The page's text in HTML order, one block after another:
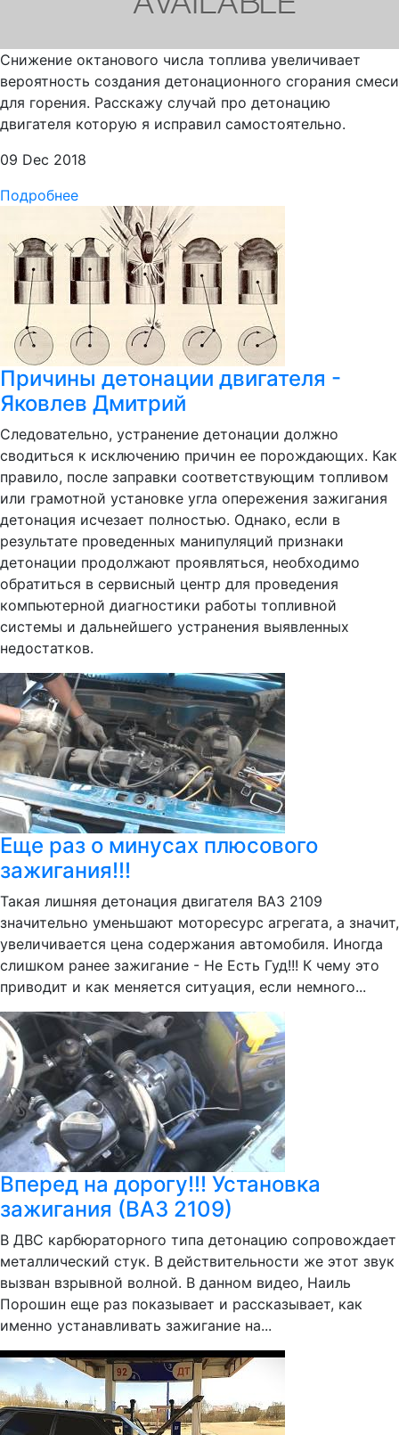
Снижение октанового числа топлива увеличивает
вероятность создания детонационного сгорания смеси
для горения. Расскажу случай про детонацию
двигателя которую я исправил самостоятельно.
09 Dec 2018
Подробнее
Причины детонации двигателя -
Яковлев Дмитрий
Следовательно, устранение детонации должно
сводиться к исключению причин ее порождающих. Как
правило, после заправки соответствующим топливом
или грамотной установке угла опережения зажигания
детонация исчезает полностью. Однако, если в
результате проведенных манипуляций признаки
детонации продолжают проявляться, необходимо
обратиться в сервисный центр для проведения
компьютерной диагностики работы топливной
системы и дальнейшего устранения выявленных
недостатков.
Еще раз о минусах плюсового
зажигания!!!
Такая лишняя детонация двигателя ВАЗ 2109
значительно уменьшают моторесурс агрегата, а значит,
увеличивается цена содержания автомобиля. Иногда
слишком ранее зажигание - Не Есть Гуд!!! К чему это
приводит и как меняется ситуация, если немного...
Вперед на дорогу!!! Установка
зажигания (ВАЗ 2109)
В ДВС карбюраторного типа детонацию сопровождает
металлический стук. В действительности же этот звук
вызван взрывной волной. В данном видео, Наиль
Порошин еще раз показывает и рассказывает, как
именно устанавливать зажигание на...